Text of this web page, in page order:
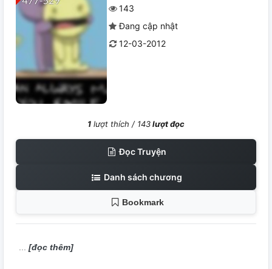
143
Đang cập nhật
12-03-2012
1 lượt thích / 143lượt đọc
Đọc Truyện
Danh sách chương
Bookmark
[đọc thêm]